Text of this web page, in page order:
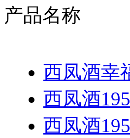
产品名称
西凤酒幸
西凤酒
西凤酒